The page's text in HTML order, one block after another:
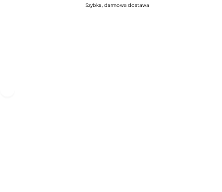
Szybka, darmowa dostawa